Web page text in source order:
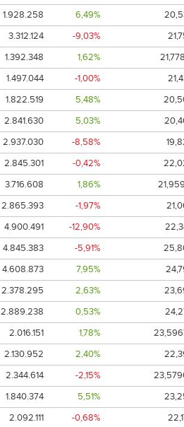
1.928.258 6,49%
3.312.124 -9,03%
1.392.348 1,62%
1.497.044 -1,00%
1.822.519 5,48%
2.841.630 5,03%
2.937.030 -8,58%
2.845.301 -0,42%
3.716.608 1,86%
2.865.393 -1,97%
4.900.491 -12,90%
4.845.383 -5,91%
4.608.873 7,95%
2.378.295 2,63%
2.889.238 0,53%
2.016.151 1,78%
2.130.952 2,40%
2.344.614 -2,15%
1.840.374 5,51%
2.092.111 -0,68%